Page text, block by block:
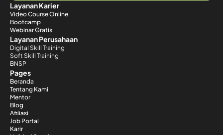
Layanan Karier
Video Course Online
Bootcamp
Webinar Gratis
Layanan Perusahaan
Digital Skill Training
Soft Skill Training
BNSP
Pages
Beranda
Tentang Kami
Mentor
Blog
Afiliasi
Job Portal
Karir